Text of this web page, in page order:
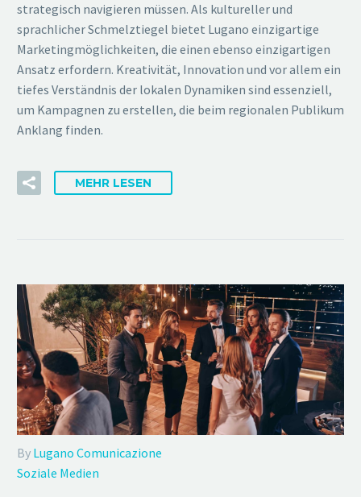
strategisch navigieren müssen. Als kultureller und
sprachlicher Schmelztiegel bietet Lugano einzigartige
Marketingmöglichkeiten, die einen ebenso einzigartigen
Ansatz erfordern. Kreativität, Innovation und vor allem ein
tiefes Verständnis der lokalen Dynamiken sind essenziell,
um Kampagnen zu erstellen, die beim regionalen Publikum
Anklang finden.
MEHR LESEN
By Lugano Comunicazione
Soziale Medien